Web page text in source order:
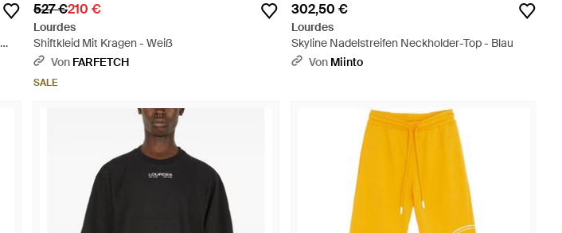
527 €210 €
Lourdes
Shiftkleid Mit Kragen - Weiß
Von FARFETCH
SALE
302,50 €
Lourdes
Skyline Nadelstreifen Neckholder-Top - Blau
Von Miinto